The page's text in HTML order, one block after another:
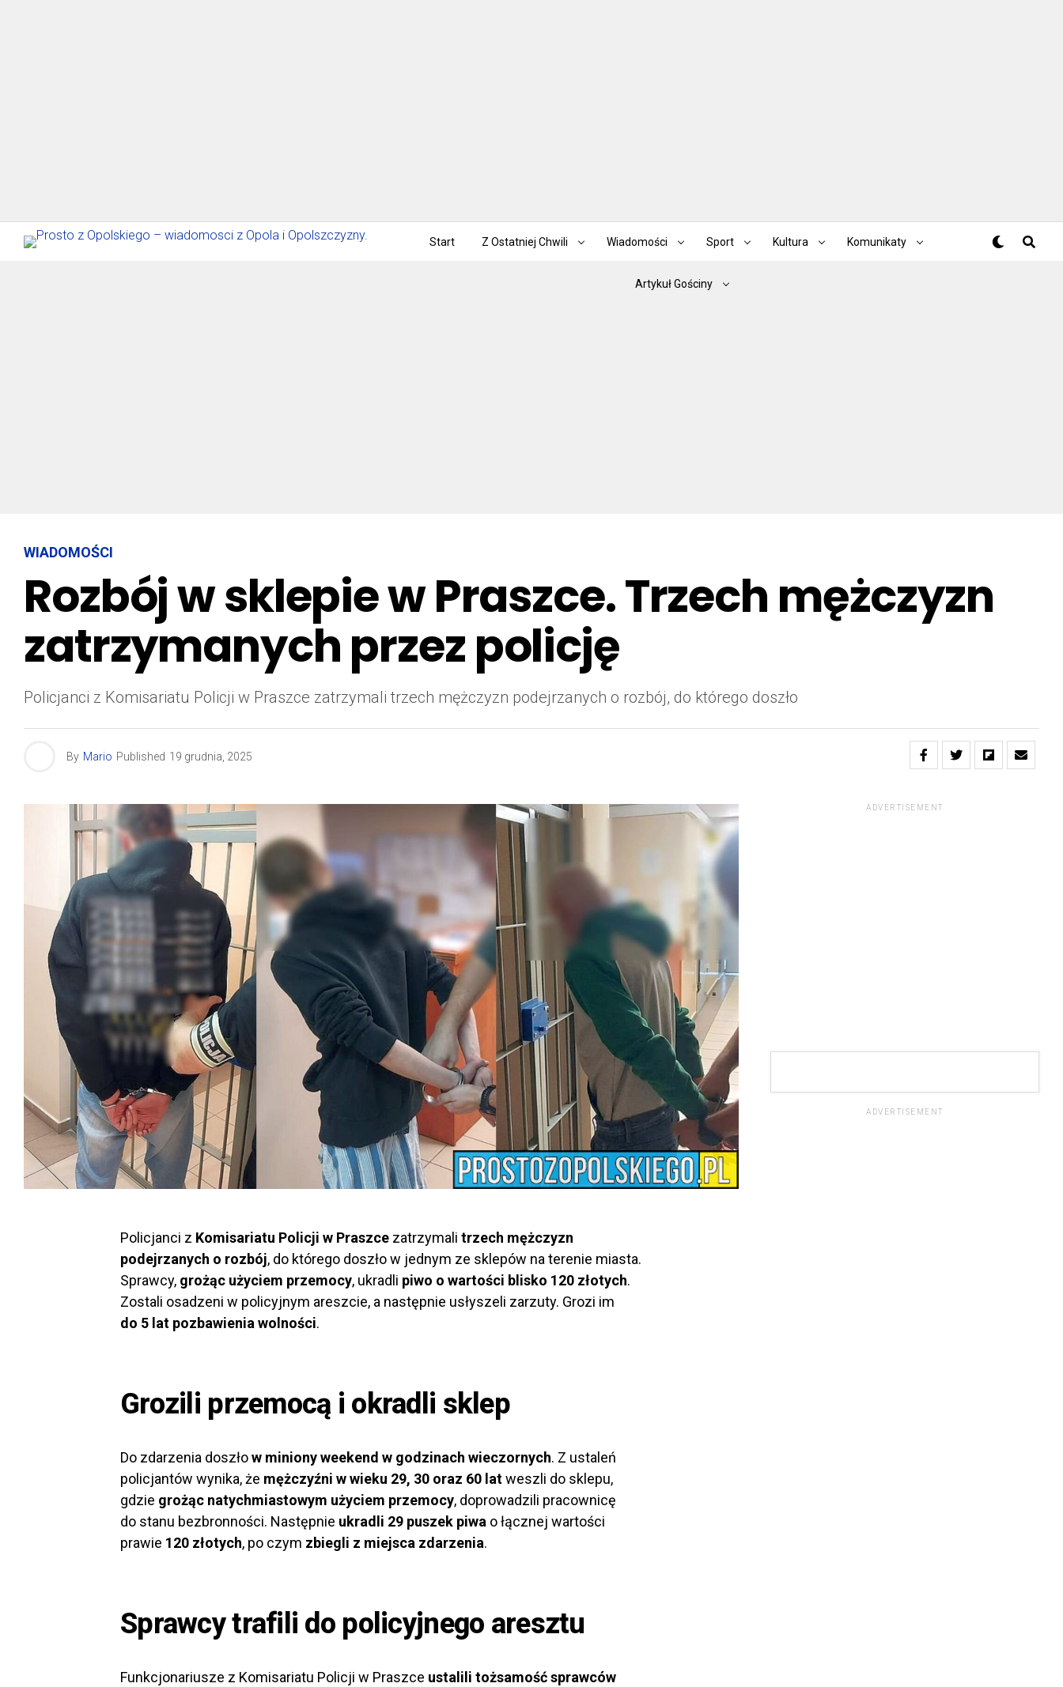
Start Z Ostatniej Chwili Wiadomości Sport Kultura Komunikaty
Artykuł Gościny
WIADOMOŚCI
Rozbój w sklepie w Praszce. Trzech mężczyzn
zatrzymanych przez policję
Policjanci z Komisariatu Policji w Praszce zatrzymali trzech mężczyzn podejrzanych o rozbój, do którego doszło
By Mario Published 19 grudnia, 2025
Policjanci z Komisariatu Policji w Praszce zatrzymali trzech mężczyzn
podejrzanych o rozbój, do którego doszło w jednym ze sklepów na terenie miasta.
Sprawcy, grożąc użyciem przemocy, ukradli piwo o wartości blisko 120 złotych.
Zostali osadzeni w policyjnym areszcie, a następnie usłyszeli zarzuty. Grozi im
do 5 lat pozbawienia wolności.
Grozili przemocą i okradli sklep
Do zdarzenia doszłow miniony weekend w godzinach wieczornych. Z ustaleń
policjantów wynika, że mężczyźni w wieku 29, 30 oraz 60 latweszli do sklepu,
gdzie grożąc natychmiastowym użyciem przemocy, doprowadzili pracownicę
do stanu bezbronności. Następnie ukradli 29 puszek piwa o łącznej wartości
prawie 120 złotych, po czym zbiegli z miejsca zdarzenia.
Sprawcy trafili do policyjnego aresztu
Funkcjonariusze z Komisariatu Policji w Praszce ustalili tożsamość sprawców
ADVERTISEMENT
ADVERTISEMENT